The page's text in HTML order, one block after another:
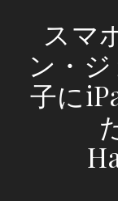
スマ
ン・
子に